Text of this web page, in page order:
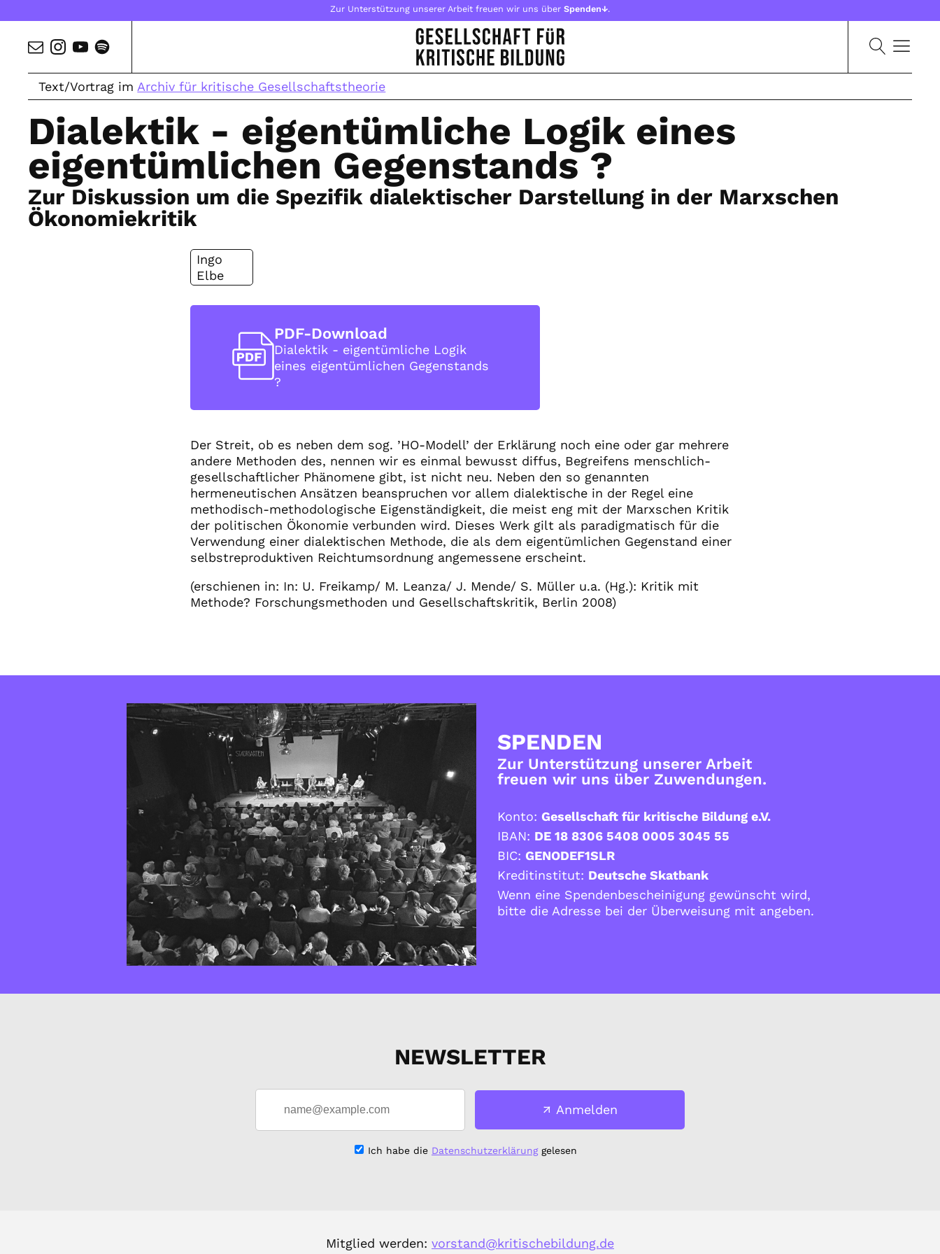
Zur Unterstützung unserer Arbeit freuen wir uns über Spenden↓.
Text/Vortrag im Archiv für kritische Gesellschaftstheorie
Dialektik - eigentümliche Logik eines
eigentümlichen Gegenstands ?
Zur Diskussion um die Spezifik dialektischer Darstellung in der Marxschen
Ökonomiekritik
Ingo
Elbe
PDF-Download
Dialektik - eigentümliche Logik
eines eigentümlichen Gegenstands
?
Der Streit, ob es neben dem sog. ’HO-Modell’ der Erklärung noch eine oder gar mehrere
andere Methoden des, nennen wir es einmal bewusst diffus, Begreifens menschlich-
gesellschaftlicher Phänomene gibt, ist nicht neu. Neben den so genannten
hermeneutischen Ansätzen beanspruchen vor allem dialektische in der Regel eine
methodisch-methodologische Eigenständigkeit, die meist eng mit der Marxschen Kritik
der politischen Ökonomie verbunden wird. Dieses Werk gilt als paradigmatisch für die
Verwendung einer dialektischen Methode, die als dem eigentümlichen Gegenstand einer
selbstreproduktiven Reichtumsordnung angemessene erscheint.
(erschienen in: In: U. Freikamp/ M. Leanza/ J. Mende/ S. Müller u.a. (Hg.): Kritik mit
Methode? Forschungsmethoden und Gesellschaftskritik, Berlin 2008)
SPENDEN
Zur Unterstützung unserer Arbeit
freuen wir uns über Zuwendungen.
Konto: Gesellschaft für kritische Bildung e.V.
IBAN: DE 18 8306 5408 0005 3045 55
BIC: GENODEF1SLR
Kreditinstitut: Deutsche Skatbank
Wenn eine Spendenbescheinigung gewünscht wird,
bitte die Adresse bei der Überweisung mit angeben.
NEWSLETTER
Anmelden
Ich habe die Datenschutzerklärunggelesen
Mitglied werden: vorstand@kritischebildung.de